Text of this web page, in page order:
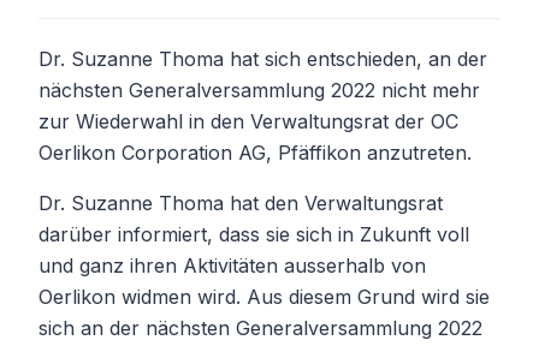
Dr. Suzanne Thoma hat sich entschieden, an der
nächsten Generalversammlung 2022 nicht mehr
zur Wiederwahl in den Verwaltungsrat der OC
Oerlikon Corporation AG, Pfäffikon anzutreten.
Dr. Suzanne Thoma hat den Verwaltungsrat
darüber informiert, dass sie sich in Zukunft voll
und ganz ihren Aktivitäten ausserhalb von
Oerlikon widmen wird. Aus diesem Grund wird sie
sich an der nächsten Generalversammlung 2022